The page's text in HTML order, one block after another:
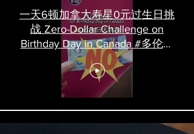
一天6顿加拿大寿星0元过生日挑
战 Zero-Dollar Challenge on
Birthday Day in Canada #多伦多
吃喝玩乐 #多伦多美食
#torontofood